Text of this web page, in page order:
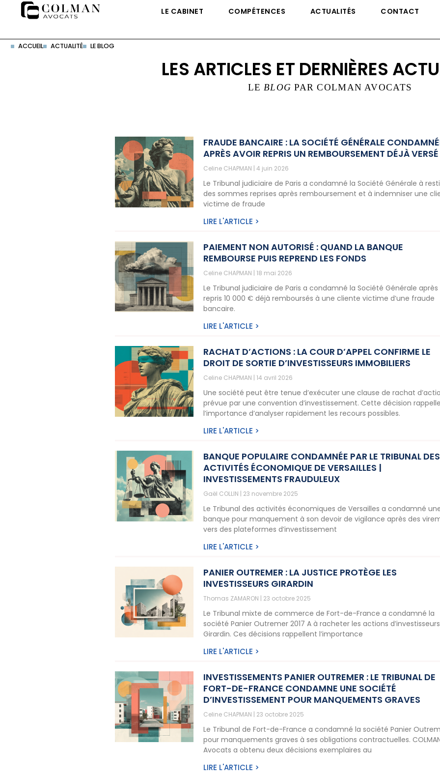
LE CABINET COMPÉTENCES ACTUALITÉS CONTACT
ACCUEIL ACTUALITÉ LE BLOG
LES ARTICLES ET DERNIÈRES
LE BLOGPAR COLMAN AVOCATS
FRAUDE BANCAIRE : LA SOCIÉTÉ GÉNÉRALE
APRÈS AVOIR REPRIS UN REMBOURSEMENT DÉJÀ VERSÉ
Celine CHAPMAN 4 juin 2026
Le Tribunal judiciaire de Paris a condamné la Société Générale à
des sommes reprises après remboursement et à indemniser une
victime de fraude
LIRE L'ARTICLE >
PAIEMENT NON AUTORISÉ : QUAND LA BANQUE
REMBOURSE PUIS REPREND LES FONDS
Celine CHAPMAN 18 mai 2026
Le Tribunal judiciaire de Paris a condamné la Société Générale après
repris 10 000 € déjà remboursés à une cliente victime d’une fraude
bancaire.
LIRE L'ARTICLE >
RACHAT D’ACTIONS : LA COUR D’APPEL CONFIRME LE
DROIT DE SORTIE D’INVESTISSEURS IMMOBILIERS
Celine CHAPMAN 14 avril 2026
Une société peut être tenue d’exécuter une clause de rachat
prévue par une convention d’investissement. Cette décision rappelle
l’importance d’analyser rapidement les recours possibles.
LIRE L'ARTICLE >
BANQUE POPULAIRE CONDAMNÉE PAR LE TRIBUNAL DES
ACTIVITÉS ÉCONOMIQUE DE VERSAILLES |
INVESTISSEMENTS FRAUDULEUX
Gaël COLLIN 23 novembre 2025
Le Tribunal des activités économiques de Versailles a condamné
banque pour manquement à son devoir de vigilance après des
vers des plateformes d’investissement
LIRE L'ARTICLE >
PANIER OUTREMER : LA JUSTICE PROTÈGE LES
INVESTISSEURS GIRARDIN
Thomas ZAMARON 23 octobre 2025
Le Tribunal mixte de commerce de Fort-de-France a condamné la
société Panier Outremer 2017 A à racheter les actions d’investisseurs
Girardin. Ces décisions rappellent l’importance
LIRE L'ARTICLE >
INVESTISSEMENTS PANIER OUTREMER : LE TRIBUNAL DE
FORT-DE-FRANCE CONDAMNE UNE SOCIÉTÉ
D’INVESTISSEMENT POUR MANQUEMENTS GRAVES
Celine CHAPMAN 23 octobre 2025
Le Tribunal de Fort-de-France a condamné la société Panier
pour manquements graves à ses obligations contractuelles.
Avocats a obtenu deux décisions exemplaires au
LIRE L'ARTICLE >